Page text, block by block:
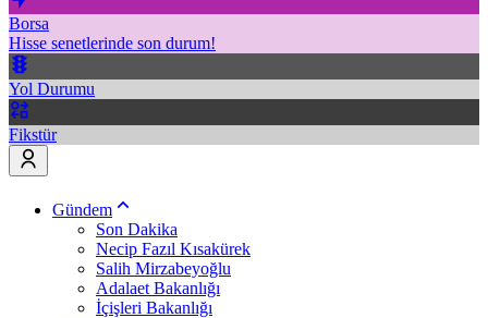
Borsa
Hisse senetlerinde son durum!
Yol Durumu
Fikstür
Gündem
Son Dakika
Necip Fazıl Kısakürek
Salih Mirzabeyoğlu
Adalaet Bakanlığı
İçişleri Bakanlığı